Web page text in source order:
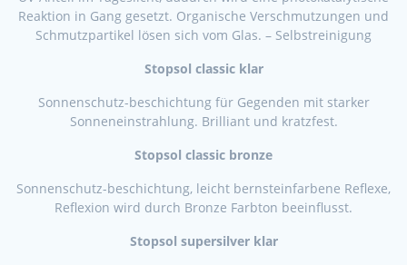
Reaktion in Gang gesetzt. Organische Verschmutzungen und
Schmutzpartikel lösen sich vom Glas. – Selbstreinigung
Stopsol classic klar
Sonnenschutz-beschichtung für Gegenden mit starker
Sonneneinstrahlung. Brilliant und kratzfest.
Stopsol classic bronze
Sonnenschutz-beschichtung, leicht bernsteinfarbene Reflexe,
Reflexion wird durch Bronze Farbton beeinflusst.
Stopsol supersilver klar